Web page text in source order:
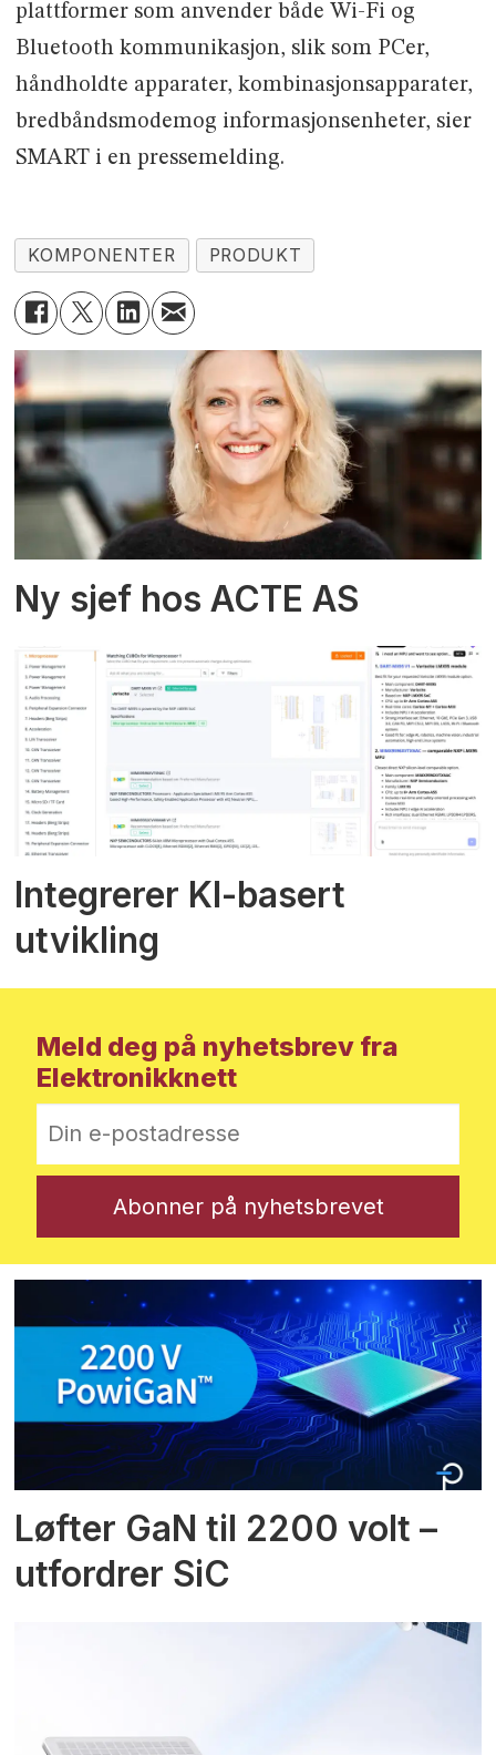
plattformer som anvender både Wi-Fi og
Bluetooth kommunikasjon, slik som PCer,
håndholdte apparater, kombinasjonsapparater,
bredbåndsmodemog informasjonsenheter, sier
SMART i en pressemelding.
KOMPONENTER PRODUKT
Ny sjef hos ACTE AS
Integrerer KI-basert
utvikling
Meld deg på nyhetsbrev fra
Elektronikknett
Løfter GaN til 2200 volt –
utfordrer SiC